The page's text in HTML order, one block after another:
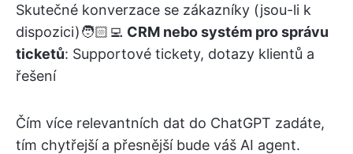
Skutečné konverzace se zákazníky (jsou-li k
dispozici)🧑🏻‍💻 CRM nebo systém pro správu
ticketů: Supportové tickety, dotazy klientů a
řešení
Čím více relevantních dat do ChatGPT zadáte,
tím chytřejší a přesnější bude váš AI agent.